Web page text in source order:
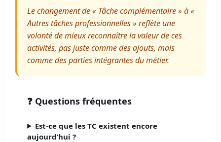
Le changement de « Tâche complémentaire » à «
Autres tâches professionnelles » reflète une
volonté de mieux reconnaître la valeur de ces
activités, pas juste comme des ajouts, mais
comme des parties intégrantes du métier.
❓ Questions fréquentes
Est-ce que les TC existent encore
aujourd’hui ?